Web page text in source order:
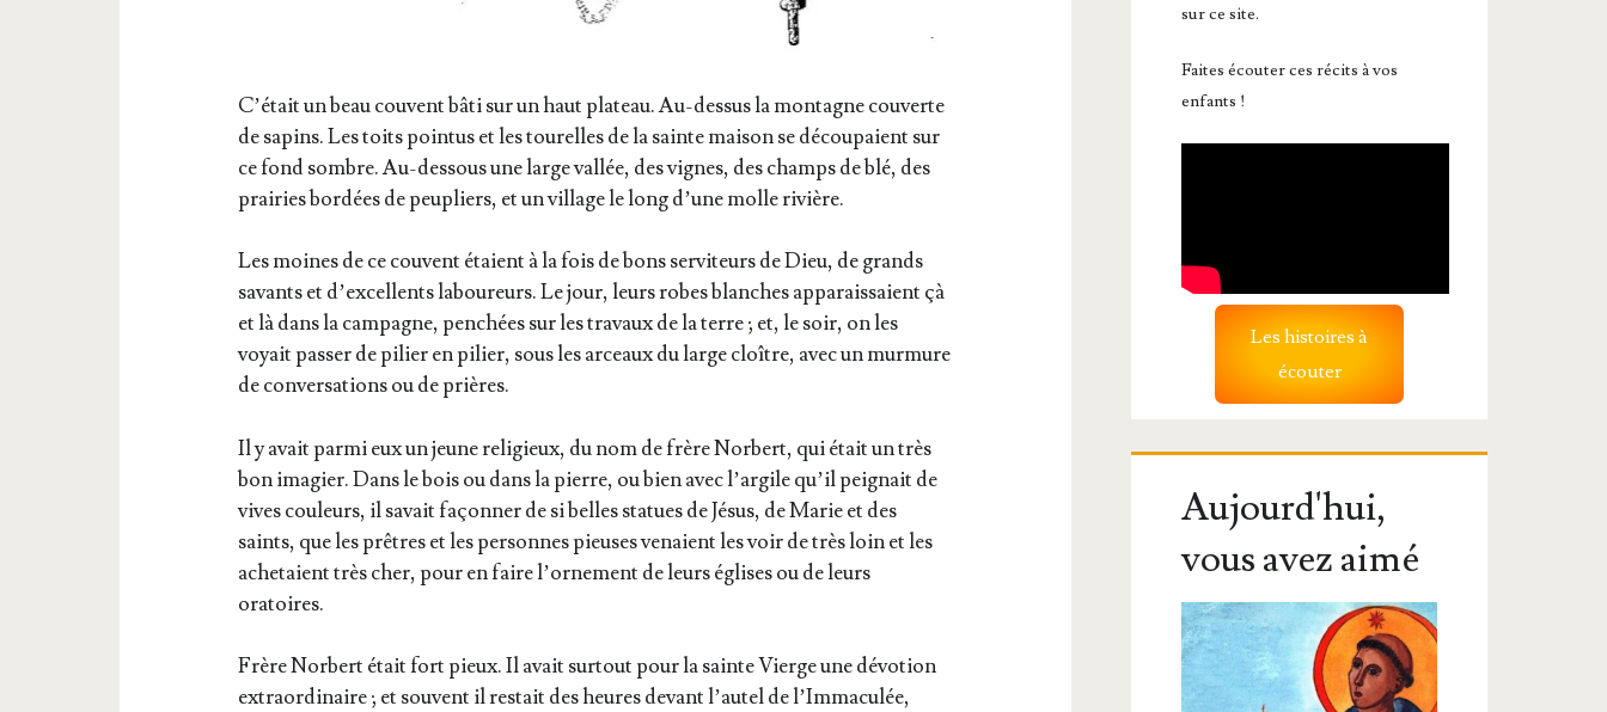
C’était un beau couvent bâti sur un haut pla­teau. Au-des­sus la mon­tagne cou­verte
de sapins. Les toits poin­tus et les tou­relles de la sainte mai­son se décou­paient sur
ce fond sombre. Au-des­sous une large val­lée, des vignes, des champs de blé, des
prai­ries bor­dées de peu­pliers, et un vil­lage le long d’une molle rivière.
Les moines de ce couvent étaient à la fois de bons ser­vi­teurs de Dieu, de grands
savants et d’excellents labou­reurs. Le jour, leurs robes blanches appa­rais­saient çà
et là dans la cam­pagne, pen­chées sur les tra­vaux de la terre ; et, le soir, on les
voyait pas­ser de pilier en pilier, sous les arceaux du large cloître, avec un mur­mure
de conver­sa­tions ou de prières.
Il y avait par­mi eux un jeune reli­gieux, du nom de frère Nor­bert, qui était un très
bon ima­gier. Dans le bois ou dans la pierre, ou bien avec l’argile qu’il pei­gnait de
vives cou­leurs, il savait façon­ner de si belles sta­tues de Jésus, de Marie et des
saints, que les prêtres et les per­sonnes pieuses venaient les voir de très loin et les
ache­taient très cher, pour en faire l’ornement de leurs églises ou de leurs
oratoires.
Frère Nor­bert était fort pieux. Il avait sur­tout pour la sainte Vierge une dévo­tion
extra­or­di­naire ; et sou­vent il res­tait des heures devant l’autel de l’Immaculée,
sur ce site.
Faites écouter ces récits à vos
enfants !
Les histoires à
écouter
Aujourd'hui,
vous avez aimé